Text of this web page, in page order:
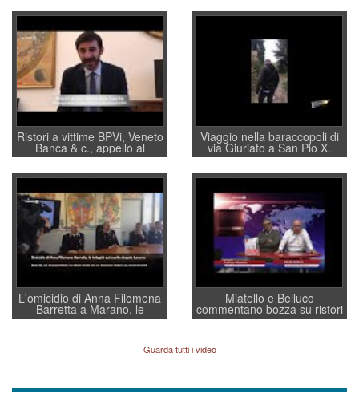
Ristori a vittime BPVi, Veneto
Banca & c., appello al
sottosegretario Alessio
Villarosa: per mettere ordine
convochi con Di Maio CNCU
a supporto della cabina di
regia al Mef
Viaggio nella baraccopoli di
via Giuriato a San Pio X.
Vicenza ai Vicentini: “faremo
un regalo di Natale ai
residenti”
L'omicidio di Anna Filomena
Barretta a Marano, le
indagini dei carabinieri di
Lavarra: più avvincenti di
quelle di... Barbara D'Urso
Miatello e Belluco
commentano bozza su ristori
BPVi e Veneto Banca
Guarda tutti i video